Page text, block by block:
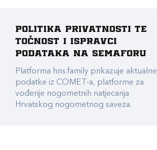
Politika privatnosti te
točnost i ispravci
podataka na Semaforu
Platforma hns.family prikazuje aktualne
podatke iz COMET-a, platforme za
vođenje nogometnih natjecanja
Hrvatskog nogometnog saveza.